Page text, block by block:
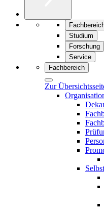
Studium
Forschung
Service
Fachbereich
Zur